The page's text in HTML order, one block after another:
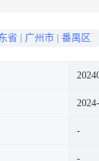
省 广州市 番禺区